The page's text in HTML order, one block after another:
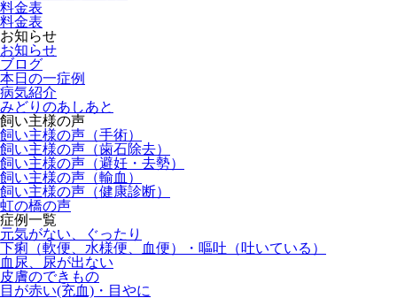
料金表
料金表
お知らせ
お知らせ
ブログ
本日の一症例
病気紹介
みどりのあしあと
飼い主様の声
飼い主様の声（手術）
飼い主様の声（歯石除去）
飼い主様の声（避妊・去勢）
飼い主様の声（輸血）
飼い主様の声（健康診断）
虹の橋の声
症例一覧
元気がない、ぐったり
下痢（軟便、水様便、血便）・嘔吐（吐いている）
血尿、尿が出ない
皮膚のできもの
目が赤い(充血)・目やに